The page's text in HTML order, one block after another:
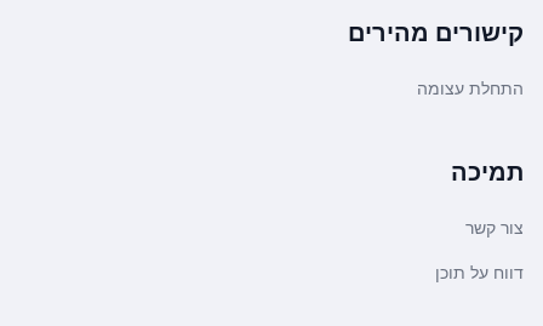
קישורים מהירים
התחלת עצומה
תמיכה
צור קשר
דווח על תוכן